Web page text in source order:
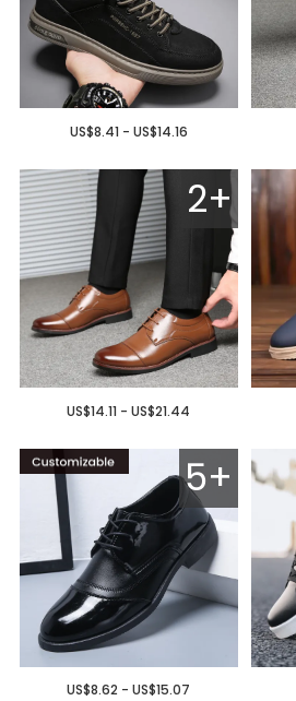
US$8.41 - US$14.16
2+
US$14.11 - US$21.44
5+
US$8.62 - US$15.07